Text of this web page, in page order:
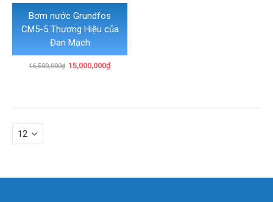
Bơm nước Grundfos
CM5-5 Thương Hiệu của
Đan Mạch
16,500,000₫ Giá
15,000,000₫Giá